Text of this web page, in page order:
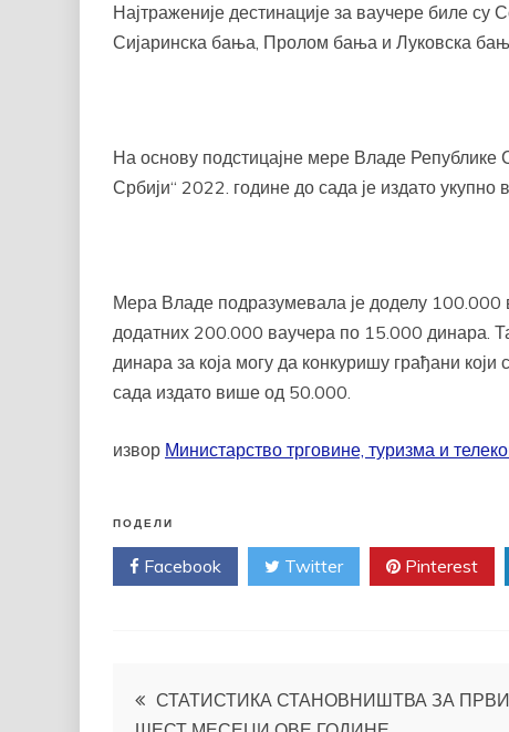
Најтраженије дестинације за ваучере биле
Сијаринска бања, Пролом бања и Луковска
На основу подстицајне мере Владе
Србији“ 2022. године до сада је издато
Мера Владе подразумевала је доделу
додатних 200.000 ваучера по 15.000 динара.
динара за која могу да конкуришу грађани
сада издато више од 50.000.
извор Министарство трговине, туризма и
ПОДЕЛИ
Facebook Twitter Pinterest
Кретање
СТАТИСТИКА СТАНОВНИШТВА ЗА